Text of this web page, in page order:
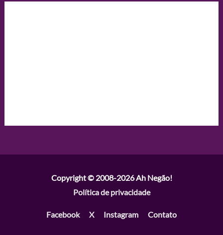
Copyright © 2008-2026Ah Negão!
Política de privacidade
Facebook X Instagram Contato